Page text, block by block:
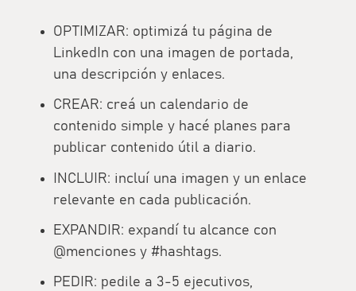
OPTIMIZAR: optimizá tu página de
LinkedIn con una imagen de portada,
una descripción y enlaces.
CREAR: creá un calendario de
contenido simple y hacé planes para
publicar contenido útil a diario.
INCLUIR: incluí una imagen y un enlace
relevante en cada publicación.
EXPANDIR: expandí tu alcance con
@menciones y #hashtags.
PEDIR: pedile a 3-5 ejecutivos,